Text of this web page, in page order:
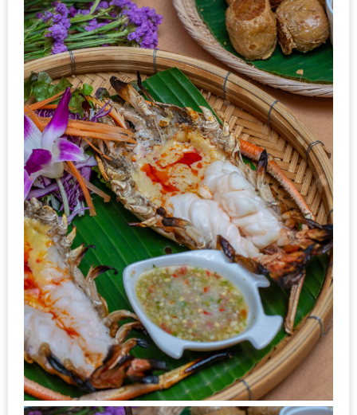
ส่วนลด
พิเศษ
ร้าน
อาหาร
ใน
เชียงใหม่
หนาว
นัก
ใช่
ไหม?
แวะ
ไป
ผิง
ไฟ
อุ่นๆ
ปิ้ง
มาร์ช